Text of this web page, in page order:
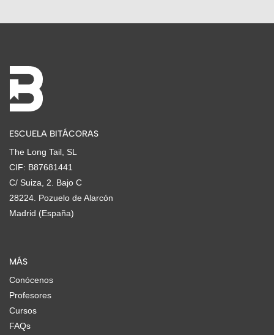
ESCUELA BITÁCORAS
The Long Tail, SL
CIF: B87681441
C/ Suiza, 2. Bajo C
28224. Pozuelo de Alarcón
Madrid (España)
MÁS
Conócenos
Profesores
Cursos
FAQs